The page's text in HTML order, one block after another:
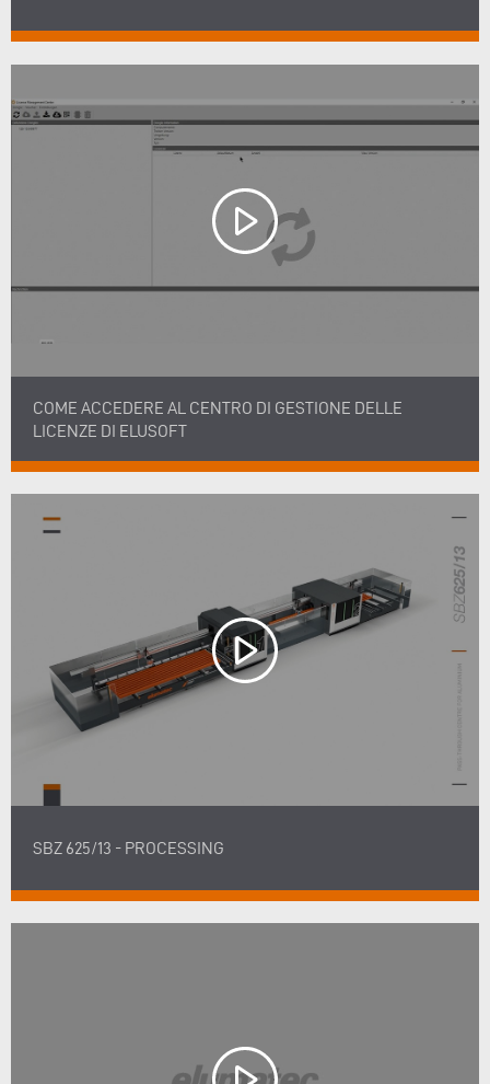
COME ACCEDERE AL CENTRO DI GESTIONE DELLE
LICENZE DI ELUSOFT
SBZ 625/13 - PROCESSING